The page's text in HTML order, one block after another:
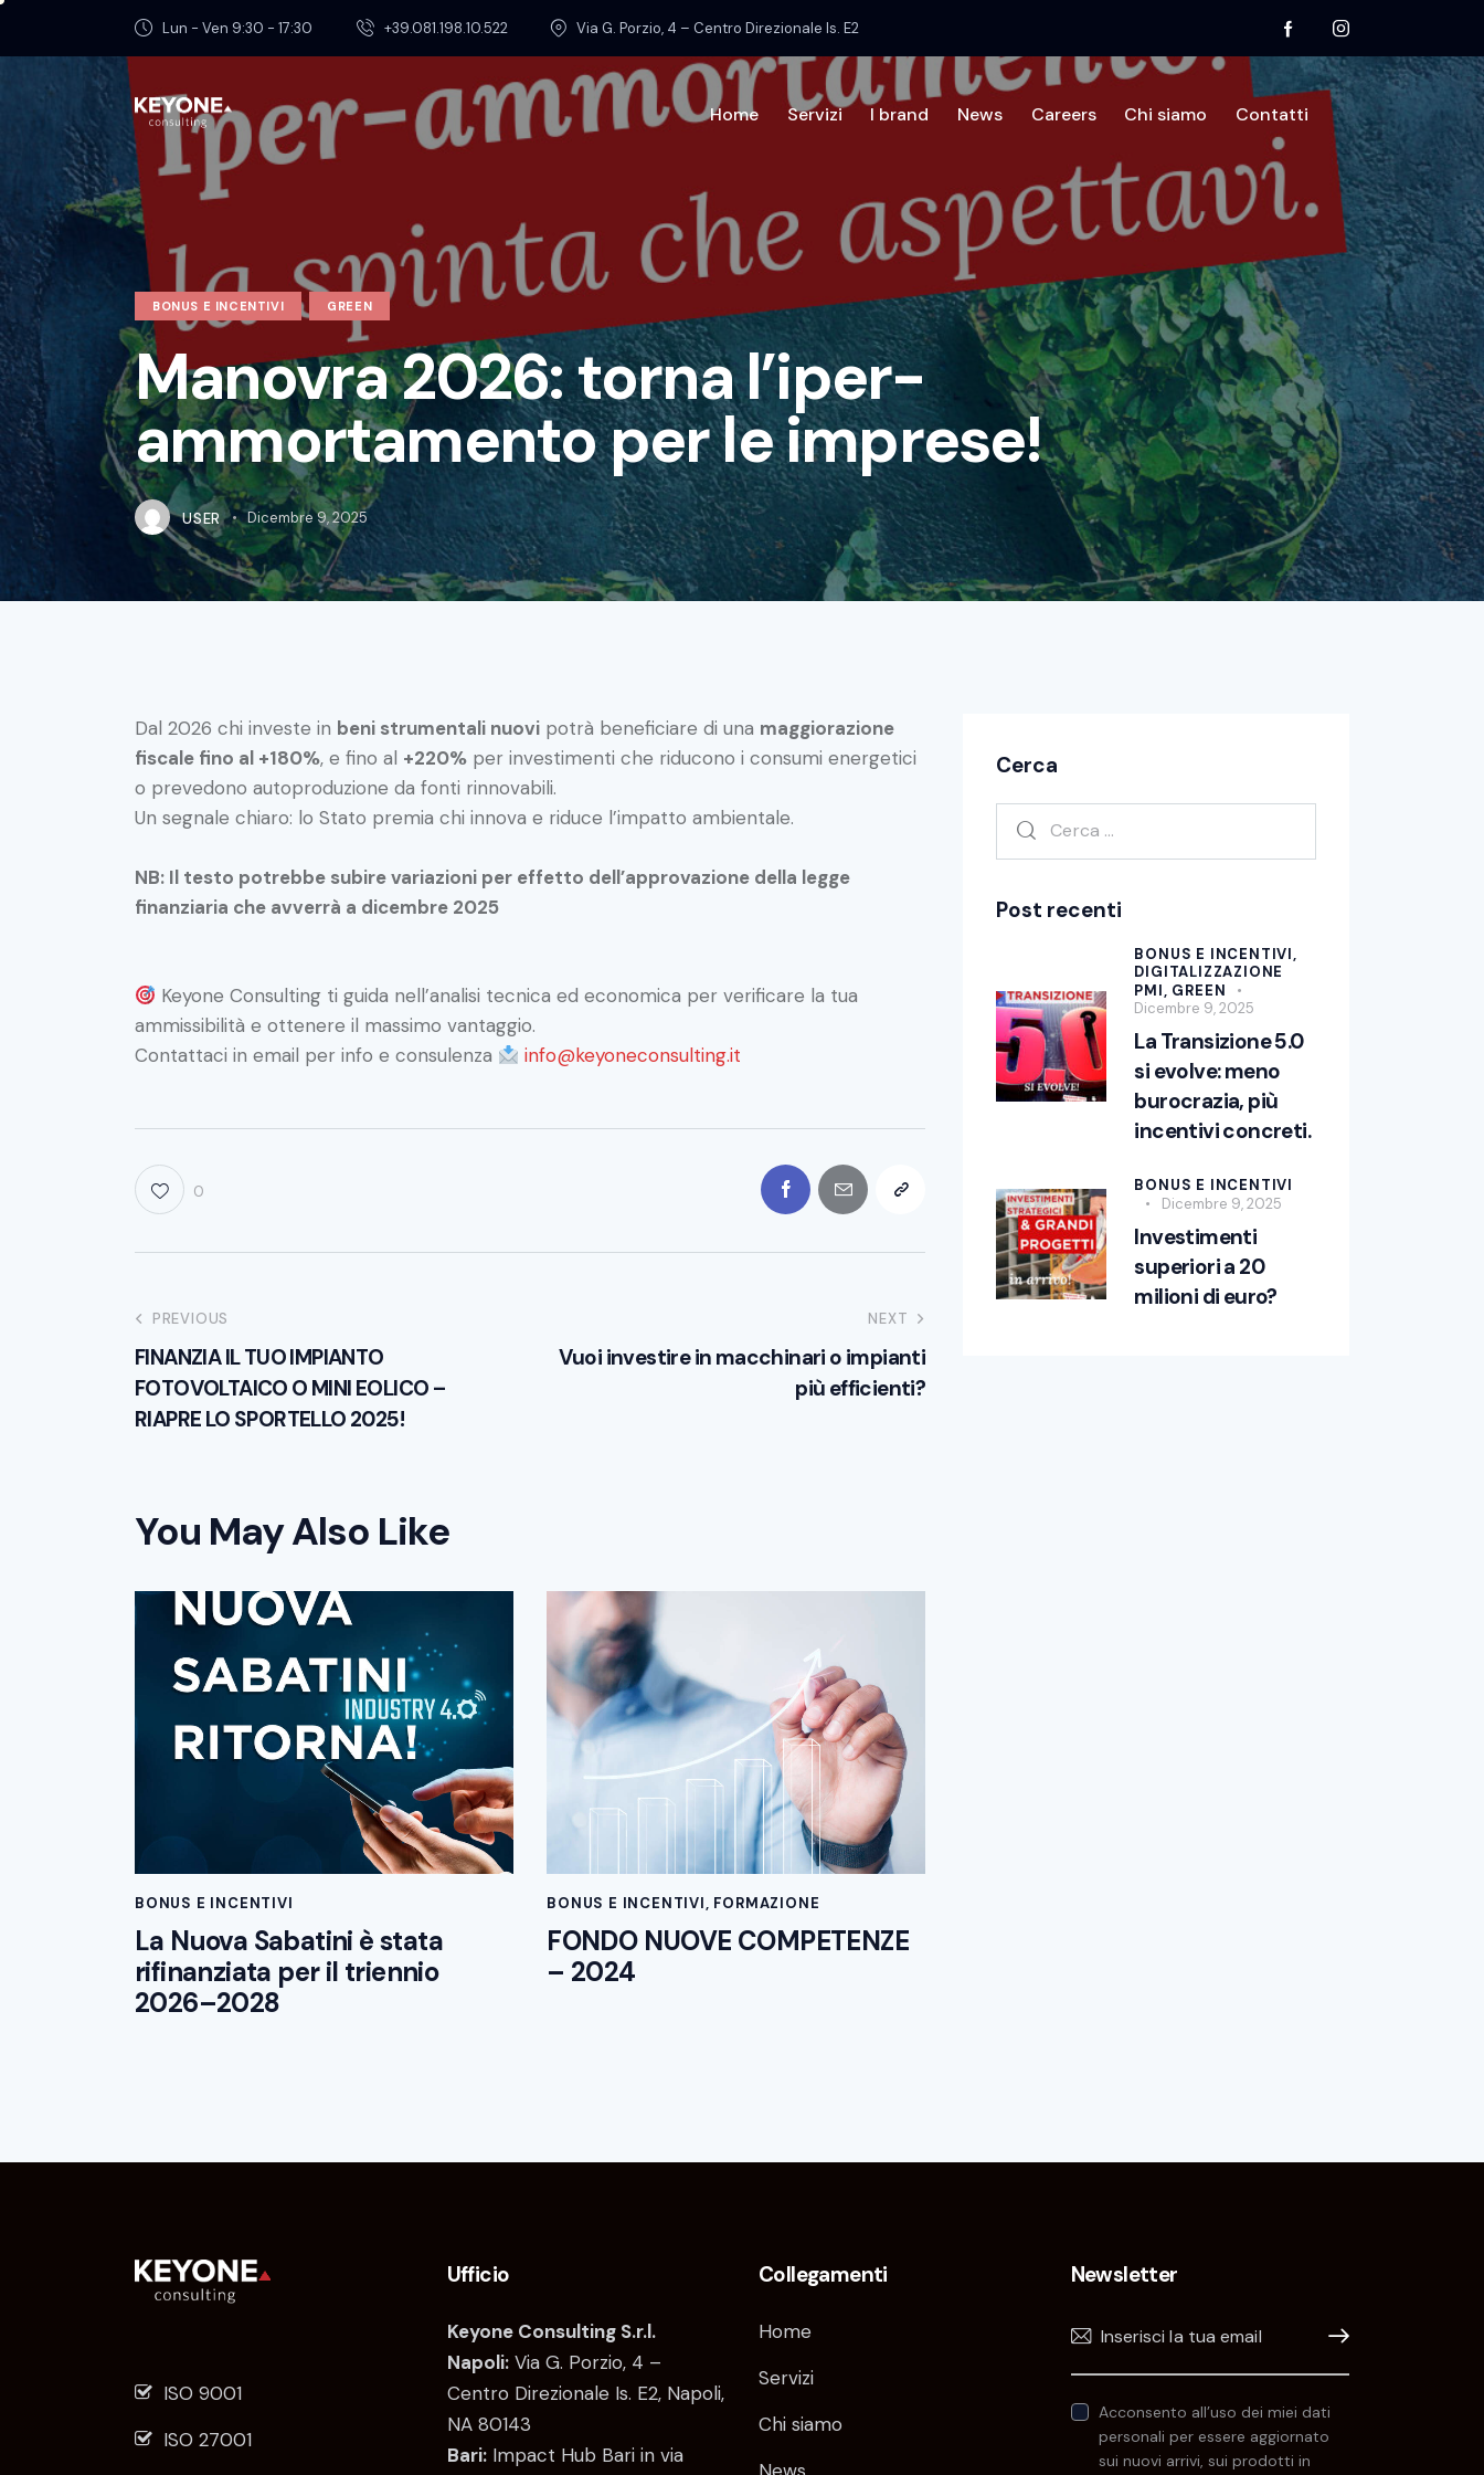
Lun - Ven 9:30 - 17:30 +39.081.198.10.522 Via G. Porzio, 4 – Centro Direzionale Is. E2
Home Servizi I brand News Careers Chi siamo Contatti
Home Chi siamo Divisioni Testimonianze News Contatti
BONUS E INCENTIVI GREEN
Manovra 2026: torna l’iper-
ammortamento per le imprese!
USER Dicembre 9, 2025
Dal 2026 chi investe in beni strumentali nuovi potrà beneficiare di una maggiorazione
fiscale fino al +180%, e fino al +220% per investimenti che riducono i consumi energetici
o prevedono autoproduzione da fonti rinnovabili.
Un segnale chiaro: lo Stato premia chi innova e riduce l’impatto ambientale.
NB: Il testo potrebbe subire variazioni per effetto dell’approvazione della legge
finanziaria che avverrà a dicembre 2025
Keyone Consulting ti guida nell’analisi tecnica ed economica per verificare la tua
ammissibilità e ottenere il massimo vantaggio.
Contattaci in email per info e consulenza
info@keyoneconsulting.it
0
PREVIOUS
FINANZIA IL TUO IMPIANTO
FOTOVOLTAICO O MINI EOLICO –
RIAPRE LO SPORTELLO 2025!
NEXT
Vuoi investire in macchinari o impianti
più efficienti?
You May Also Like
BONUS E INCENTIVI
La Nuova Sabatini è stata
rifinanziata per il triennio
2026–2028
BONUS E INCENTIVI, FORMAZIONE
FONDO NUOVE COMPETENZE
– 2024
Cerca
Post recenti
BONUS E INCENTIVI,
DIGITALIZZAZIONE
PMI, GREEN
Dicembre 9, 2025
La Transizione 5.0
si evolve: meno
burocrazia, più
incentivi concreti.
BONUS E INCENTIVI
Dicembre 9, 2025
Investimenti
superiori a 20
milioni di euro?
ISO 9001
ISO 27001
Ufficio
Keyone Consulting S.r.l.
Napoli:Via G. Porzio, 4 –
Centro Direzionale Is. E2, Napoli,
NA 80143
Bari:Impact Hub Bari in via
Collegamenti
Home
Servizi
Chi siamo
Newsletter
Iscrivimi!
Acconsento all’uso dei miei dati
personali per essere aggiornato
sui nuovi arrivi, sui prodotti in